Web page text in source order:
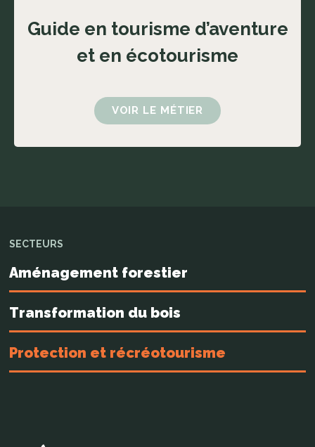
Guide en tourisme d’aventure
et en écotourisme
VOIR LE MÉTIER
SECTEURS
Aménagement forestier
Transformation du bois
Protection et récréotourisme